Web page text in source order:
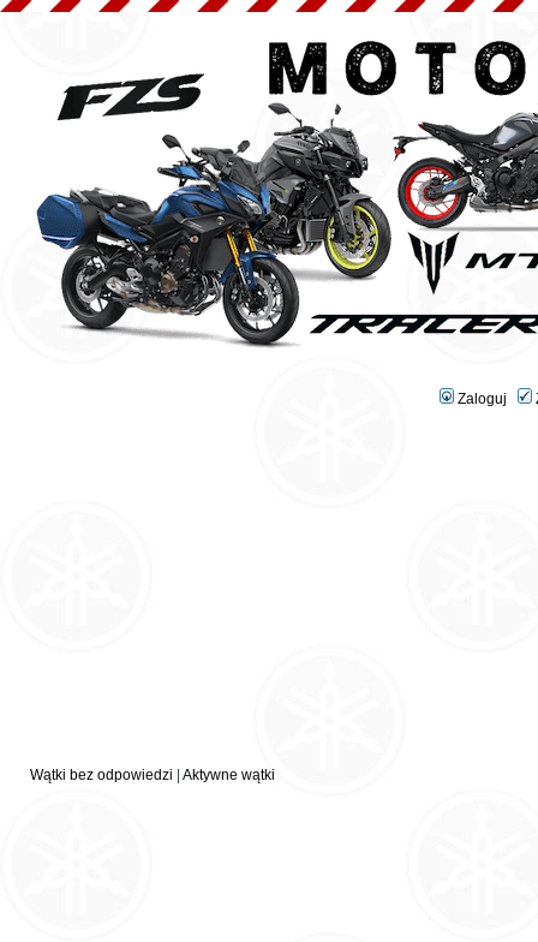
Zaloguj
Wątki bez odpowiedzi Aktywne wątki